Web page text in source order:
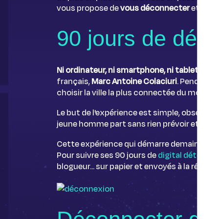
vous propose devous déconnecteret de
90 jours de
Ni ordinateur, ni smartphone, ni tablette
,
français,Marc Antoine Colaciuri. Pendant
choisir la ville la plus connectée du monde :
Le but de l'expérience est simple,
jeune homme part sans rien prévoir et une
Cette expérience qui démarre demain
Pour suivre ses 90 jours dedigital détox
,
blogueur... sur papier et envoyés à la